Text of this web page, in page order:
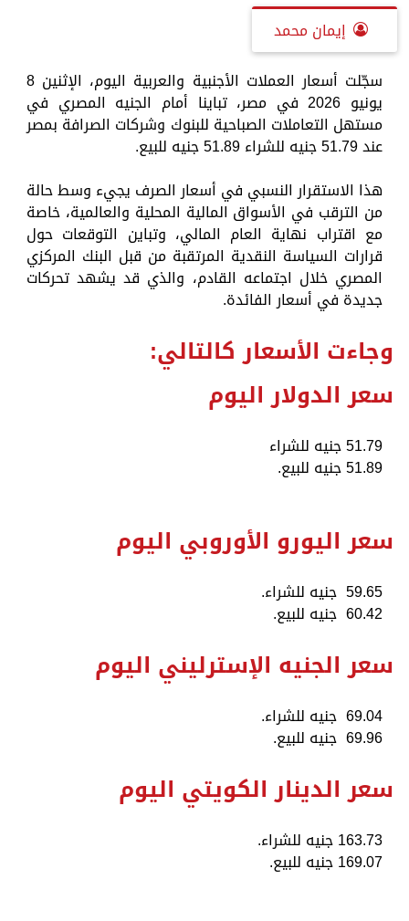
إيمان محمد
سجّلت أسعار العملات الأجنبية والعربية اليوم، الإثنين 8
يونيو 2026 في مصر، تباينا أمام الجنيه المصري في
مستهل التعاملات الصباحية للبنوك وشركات الصرافة بمصر
عند 51.79 جنيه للشراء 51.89 جنيه للبيع.
هذا الاستقرار النسبي في أسعار الصرف يجيء وسط حالة
من الترقب في الأسواق المالية المحلية والعالمية، خاصة
مع اقتراب نهاية العام المالي، وتباين التوقعات حول
قرارات السياسة النقدية المرتقبة من قبل البنك المركزي
المصري خلال اجتماعه القادم، والذي قد يشهد تحركات
جديدة في أسعار الفائدة.
وجاءت الأسعار كالتالي:
سعر الدولار اليوم
51.79 جنيه للشراء
51.89 جنيه للبيع.
سعر اليورو الأوروبي اليوم
59.65 جنيه للشراء.
60.42 جنيه للبيع.
سعر الجنيه الإسترليني اليوم
69.04 جنيه للشراء.
69.96 جنيه للبيع.
سعر الدينار الكويتي اليوم
163.73 جنيه للشراء.
169.07 جنيه للبيع.